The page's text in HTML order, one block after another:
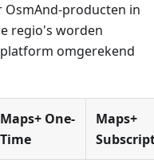
producten in
regio's worden
omgerekend
Maps+ One-
Time
Maps+